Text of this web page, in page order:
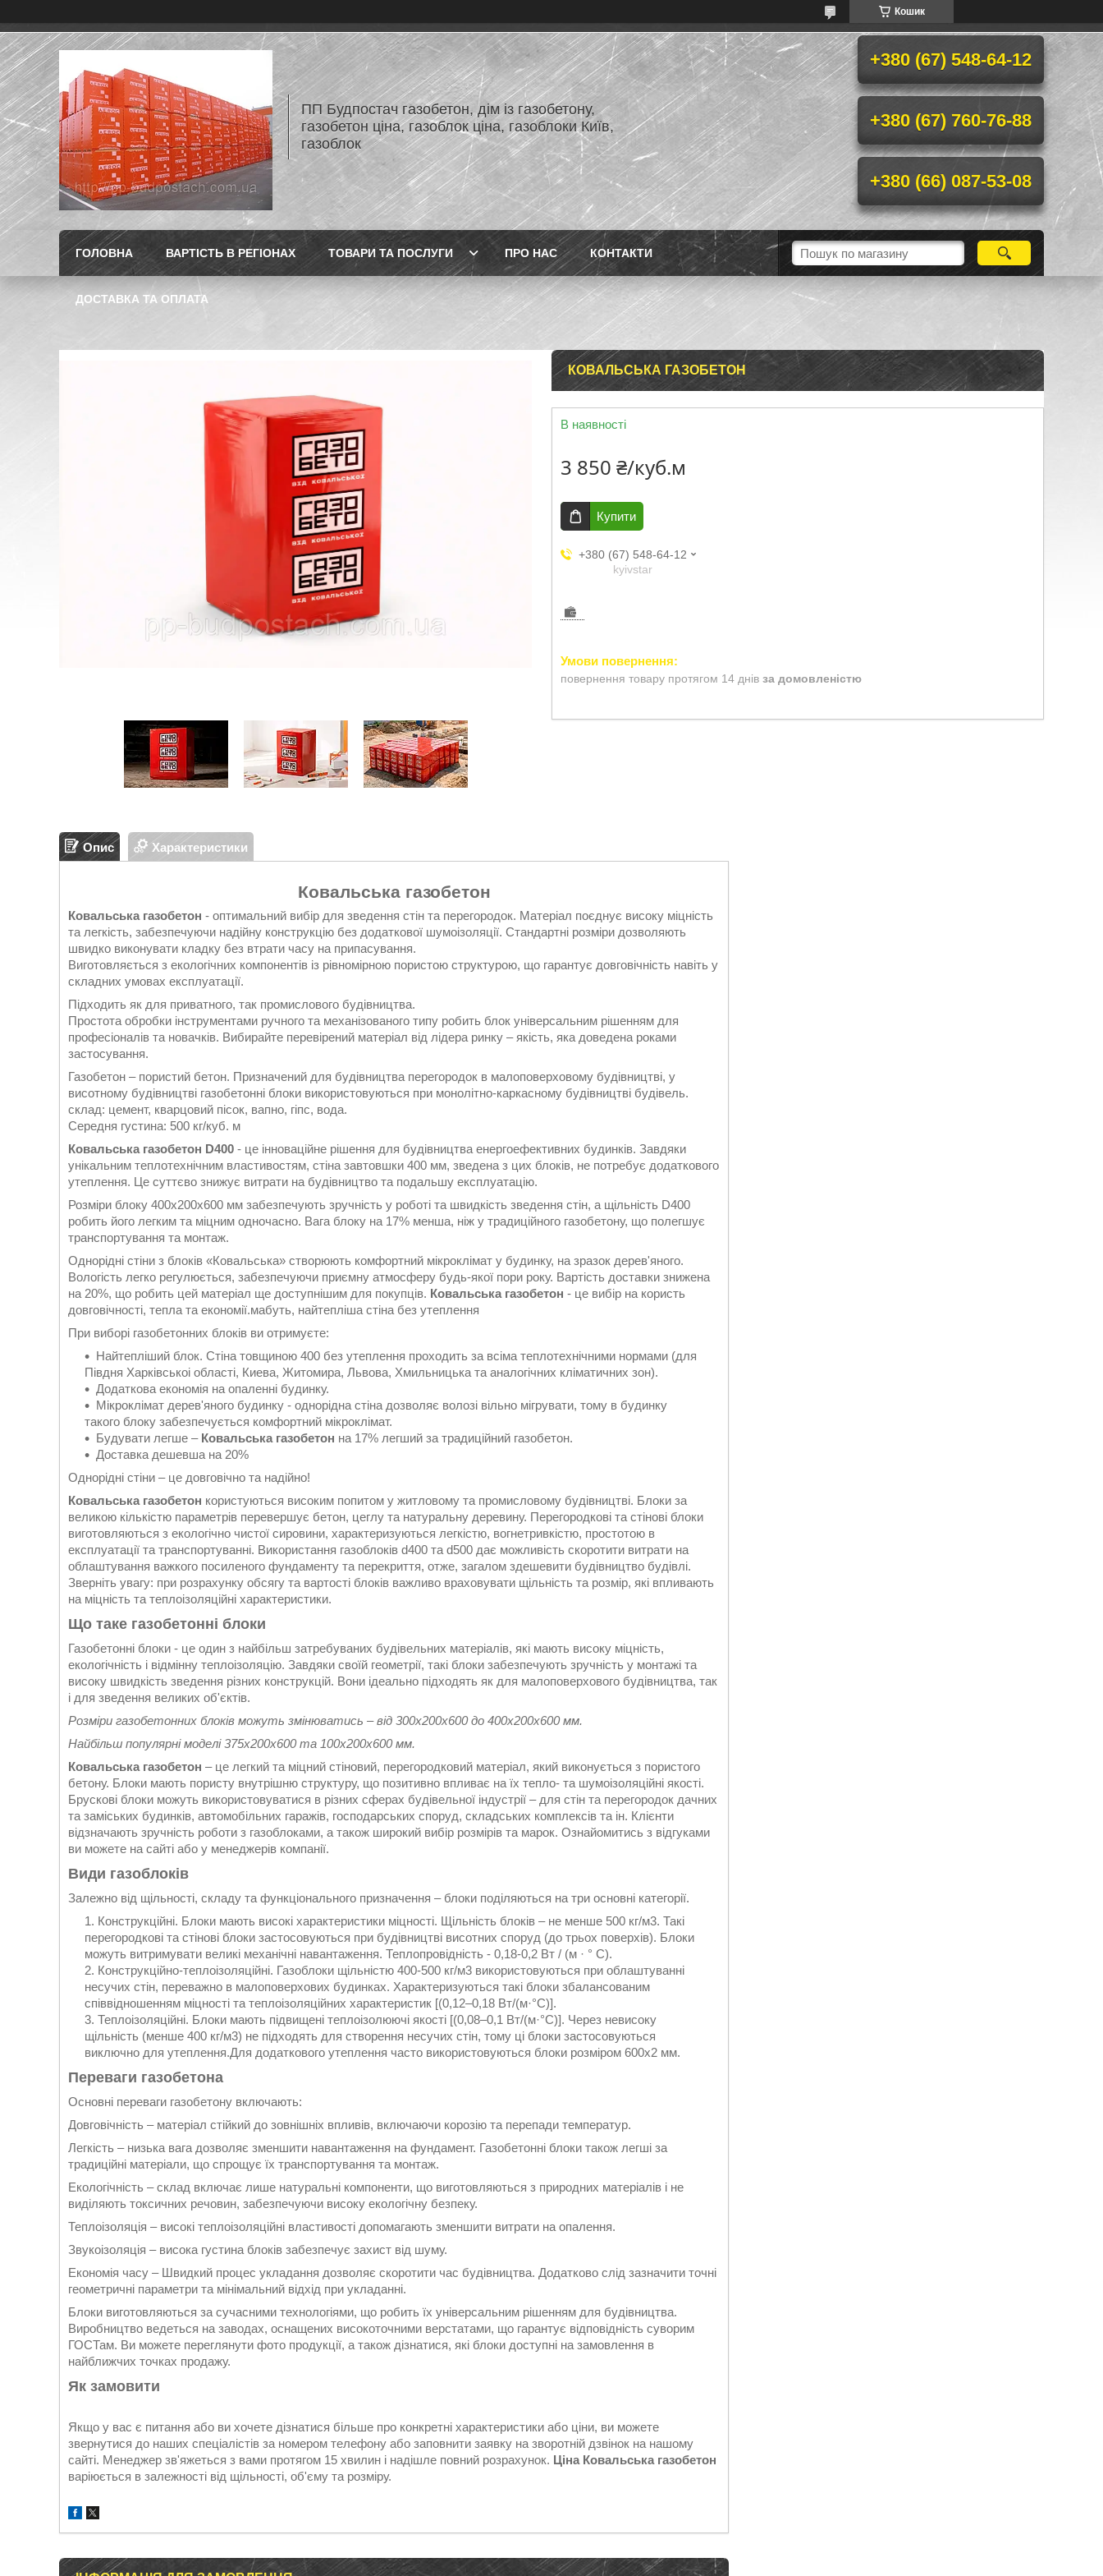
Кошик
ПП Будпостач газобетон, дім із газобетону,
газобетон ціна, газоблок ціна, газоблоки Київ,
газоблок
+380 (67) 548-64-12
+380 (67) 760-76-88
+380 (66) 087-53-08
ГОЛОВНА ВАРТІСТЬ В РЕГІОНАХ ТОВАРИ ТА ПОСЛУГИ ПРО НАС КОНТАКТИ
ДОСТАВКА ТА ОПЛАТА
КОВАЛЬСЬКА ГАЗОБЕТОН
В наявності
3 850 ₴/куб.м
Купити
+380 (67) 548-64-12
kyivstar
повернення товару протягом 14 днів за домовленістю
Опис Характеристики
Ковальська газобетон
Ковальська газобетон - оптимальний вибір для зведення стін та перегородок. Матеріал поєднує високу міцність
та легкість, забезпечуючи надійну конструкцію без додаткової шумоізоляції. Стандартні розміри дозволяють
швидко виконувати кладку без втрати часу на припасування.
Виготовляється з екологічних компонентів із рівномірною пористою структурою, що гарантує довговічність навіть у
складних умовах експлуатації.
Підходить як для приватного, так промислового будівництва.
Простота обробки інструментами ручного та механізованого типу робить блок універсальним рішенням для
професіоналів та новачків. Вибирайте перевірений матеріал від лідера ринку – якість, яка доведена роками
застосування.
Газобетон – пористий бетон. Призначений для будівництва перегородок в малоповерховому будівництві, у
висотному будівництві газобетонні блоки використовуються при монолітно-каркасному будівництві будівель.
склад: цемент, кварцовий пісок, вапно, гіпс, вода.
Середня густина: 500 кг/куб. м
Ковальська газобетон D400 - це інноваційне рішення для будівництва енергоефективних будинків. Завдяки
унікальним теплотехнічним властивостям, стіна завтовшки 400 мм, зведена з цих блоків, не потребує додаткового
утеплення. Це суттєво знижує витрати на будівництво та подальшу експлуатацію.
Розміри блоку 400х200х600 мм забезпечують зручність у роботі та швидкість зведення стін, а щільність D400
робить його легким та міцним одночасно. Вага блоку на 17% менша, ніж у традиційного газобетону, що полегшує
транспортування та монтаж.
Однорідні стіни з блоків «Ковальська» створюють комфортний мікроклімат у будинку, на зразок дерев'яного.
Вологість легко регулюється, забезпечуючи приємну атмосферу будь-якої пори року. Вартість доставки знижена
на 20%, що робить цей матеріал ще доступнішим для покупців. Ковальська газобетон - це вибір на користь
довговічності, тепла та економії.мабуть, найтепліша стіна без утеплення
При виборі газобетонних блоків ви отримуєте:
Найтепліший блок. Стіна товщиною 400 без утеплення проходить за всіма теплотехнічними нормами (для
Півдня Харківськоі області, Киева, Житомира, Львова, Хмильницька та аналогічних кліматичних зон).
Додаткова економія на опаленні будинку.
Мікроклімат дерев'яного будинку - однорідна стіна дозволяє волозі вільно мігрувати, тому в будинку
такого блоку забезпечується комфортний мікроклімат.
Будувати легше – Ковальська газобетон на 17% легший за традиційний газобетон.
Доставка дешевша на 20%
Однорідні стіни – це довговічно та надійно!
Ковальська газобетон користуються високим попитом у житловому та промисловому будівництві. Блоки за
великою кількістю параметрів перевершує бетон, цеглу та натуральну деревину. Перегородкові та стінові блоки
виготовляються з екологічно чистої сировини, характеризуються легкістю, вогнетривкістю, простотою в
експлуатації та транспортуванні. Використання газоблоків d400 та d500 дає можливість скоротити витрати на
облаштування важкого посиленого фундаменту та перекриття, отже, загалом здешевити будівництво будівлі.
Зверніть увагу: при розрахунку обсягу та вартості блоків важливо враховувати щільність та розмір, які впливають
на міцність та теплоізоляційні характеристики.
Що таке газобетонні блоки
Газобетонні блоки - це один з найбільш затребуваних будівельних матеріалів, які мають високу міцність,
екологічність і відмінну теплоізоляцію. Завдяки своїй геометрії, такі блоки забезпечують зручність у монтажі та
високу швидкість зведення різних конструкцій. Вони ідеально підходять як для малоповерхового будівництва, так
і для зведення великих об'єктів.
Розміри газобетонних блоків можуть змінюватись – від 300х200х600 до 400х200х600 мм.
Найбільш популярні моделі 375х200х600 та 100х200х600 мм.
Ковальська газобетон – це легкий та міцний стіновий, перегородковий матеріал, який виконується з пористого
бетону. Блоки мають пористу внутрішню структуру, що позитивно впливає на їх тепло- та шумоізоляційні якості.
Брускові блоки можуть використовуватися в різних сферах будівельної індустрії – для стін та перегородок дачних
та заміських будинків, автомобільних гаражів, господарських споруд, складських комплексів та ін. Клієнти
відзначають зручність роботи з газоблоками, а також широкий вибір розмірів та марок. Ознайомитись з відгуками
ви можете на сайті або у менеджерів компанії.
Види газоблоків
Залежно від щільності, складу та функціонального призначення – блоки поділяються на три основні категорії.
Конструкційні. Блоки мають високі характеристики міцності. Щільність блоків – не менше 500 кг/м3. Такі
перегородкові та стінові блоки застосовуються при будівництві висотних споруд (до трьох поверхів). Блоки
можуть витримувати великі механічні навантаження. Теплопровідність - 0,18-0,2 Вт / (м · ° С).
Конструкційно-теплоізоляційні. Газоблоки щільністю 400-500 кг/м3 використовуються при облаштуванні
несучих стін, переважно в малоповерхових будинках. Характеризуються такі блоки збалансованим
співвідношенням міцності та теплоізоляційних характеристик [(0,12–0,18 Вт/(м·°С)].
Теплоізоляційні. Блоки мають підвищені теплоізолюючі якості [(0,08–0,1 Вт/(м·°С)]. Через невисоку
щільність (менше 400 кг/м3) не підходять для створення несучих стін, тому ці блоки застосовуються
виключно для утеплення.Для додаткового утеплення часто використовуються блоки розміром 600х2 мм.
Переваги газобетона
Основні переваги газобетону включають:
Довговічність – матеріал стійкий до зовнішніх впливів, включаючи корозію та перепади температур.
Легкість – низька вага дозволяє зменшити навантаження на фундамент. Газобетонні блоки також легші за
традиційні матеріали, що спрощує їх транспортування та монтаж.
Екологічність – склад включає лише натуральні компоненти, що виготовляються з природних матеріалів і не
виділяють токсичних речовин, забезпечуючи високу екологічну безпеку.
Теплоізоляція – високі теплоізоляційні властивості допомагають зменшити витрати на опалення.
Звукоізоляція – висока густина блоків забезпечує захист від шуму.
Економія часу – Швидкий процес укладання дозволяє скоротити час будівництва. Додатково слід зазначити точні
геометричні параметри та мінімальний відхід при укладанні.
Блоки виготовляються за сучасними технологіями, що робить їх універсальним рішенням для будівництва.
Виробництво ведеться на заводах, оснащених високоточними верстатами, що гарантує відповідність суворим
ГОСТам. Ви можете переглянути фото продукції, а також дізнатися, які блоки доступні на замовлення в
найближчих точках продажу.
Як замовити
Якщо у вас є питання або ви хочете дізнатися більше про конкретні характеристики або ціни, ви можете
звернутися до наших спеціалістів за номером телефону або заповнити заявку на зворотній дзвінок на нашому
сайті. Менеджер зв'яжеться з вами протягом 15 хвилин і надішле повний розрахунок. Ціна Ковальська газобетон
варіюється в залежності від щільності, об'єму та розміру.